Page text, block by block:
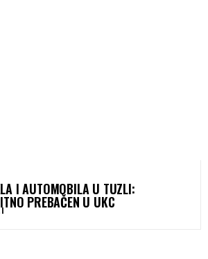
I AUTOMOBILA U TUZLI:
PREBAČEN U UKC